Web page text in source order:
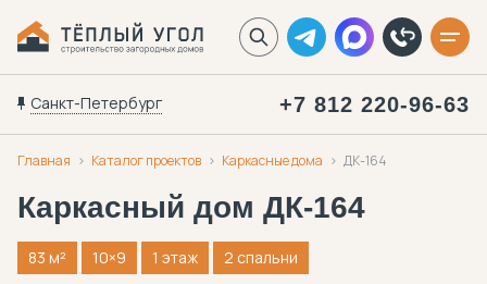
Санкт-Петербург +7 812 220-96-63
Главная Каталог проектов Каркасные дома ДК-164
Каркасный дом ДК-164
83 м² 10×9 1 этаж 2 спальни